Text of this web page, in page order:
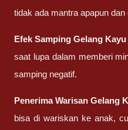
tidak ada mantra apapun
Efek SampingGelang
saat lupa dalam memberi
samping negatif.
Penerima WarisanGelang
bisa di wariskan ke anak,